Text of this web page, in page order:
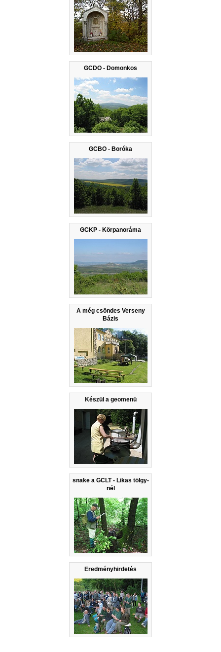
GCDO - Domonkos
GCBO - Boróka
GCKP - Körpanoráma
A még csöndes Verseny
Bázis
Készül a geomenü
snake a GCLT - Likas tölgy-
nél
Eredményhirdetés